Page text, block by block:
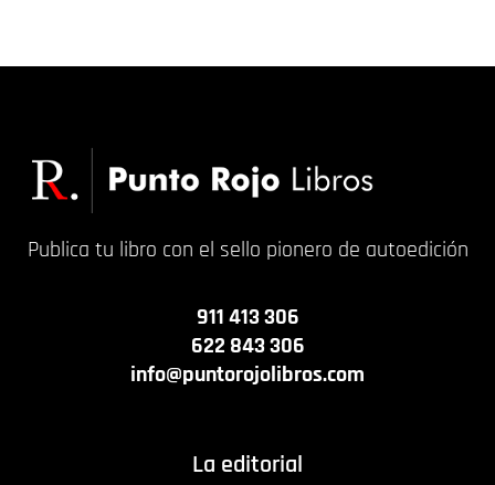
Publica tu libro con el sello pionero de autoedición
911 413 306
622 843 306
info@puntorojolibros.com
La editorial